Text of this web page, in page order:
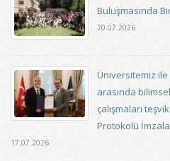
Buluşmasında
20.07.2026
Üniversitemiz ile
arasında
çalışmaları
Protokolü
17.07.2026